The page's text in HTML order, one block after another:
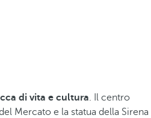
di vita e cultura. Il centro
Mercato e la statua della Sirena